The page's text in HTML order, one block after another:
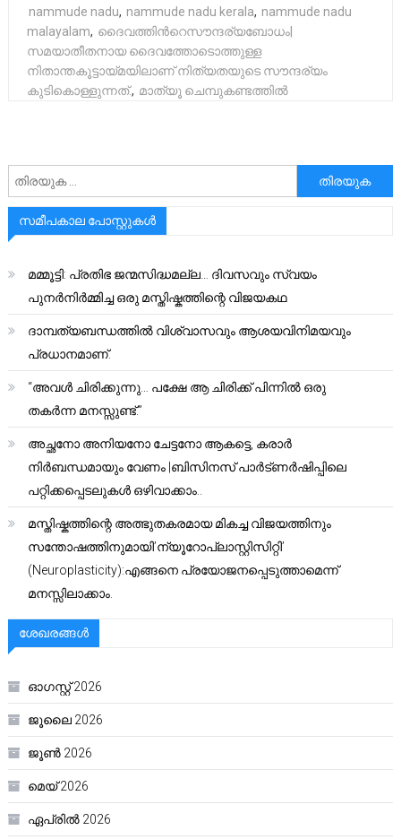
nammude nadu, nammude nadu kerala, nammude nadu
malayalam, ദൈവത്തിന്‍റെസൗന്ദര്യബോധം|
സമയാതീതനായ ദൈവത്തോടൊത്തുള്ള
നിതാന്തകൂട്ടായ്മയിലാണ് നിത്യതയുടെ സൗന്ദര്യം
കുടികൊള്ളുന്നത്., മാത്യൂ ചെമ്പുകണ്ടത്തിൽ
അനേഷിക്കുക
സമീപകാല പോസ്റ്റുകൾ
മമ്മൂട്ടി: പ്രതിഭ ജന്മസിദ്ധമല്ല… ദിവസവും സ്വയം
പുനർനിർമ്മിച്ച ഒരു മസ്തിഷ്കത്തിന്റെ വിജയകഥ
ദാമ്പത്യബന്ധത്തിൽ വിശ്വാസവും ആശയവിനിമയവും
പ്രധാനമാണ്.
“അവൾ ചിരിക്കുന്നു… പക്ഷേ ആ ചിരിക്ക് പിന്നിൽ ഒരു
തകർന്ന മനസ്സുണ്ട്.”
അച്ഛനോ അനിയനോ ചേട്ടനോ ആകട്ടെ, കരാർ
നിർബന്ധമായും വേണം |ബിസിനസ് പാർട്ണർഷിപ്പിലെ
പറ്റിക്കപ്പെടലുകൾ ഒഴിവാക്കാം..
മസ്തിഷ്കത്തിന്റെ അത്ഭുതകരമായ മികച്ച വിജയത്തിനും
സന്തോഷത്തിനുമായി’ന്യൂറോപ്ലാസ്റ്റിസിറ്റി’
(Neuroplasticity):എങ്ങനെ പ്രയോജനപ്പെടുത്താമെന്ന്
മനസ്സിലാക്കാം.
ശേഖരങ്ങൾ
ഓഗസ്റ്റ്‌ 2026
ജൂലൈ 2026
ജൂൺ 2026
മെയ്‌ 2026
ഏപ്രിൽ 2026